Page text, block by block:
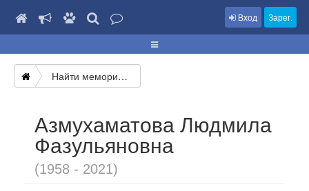
Вход Зарег.
Найти мемориал
Азмухаматова Людмила
Фазульяновна
(1958 - 2021)